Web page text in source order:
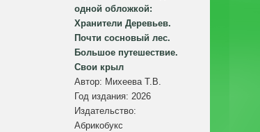
одной обложкой:
Хранители Деревьев.
Почти сосновый лес.
Большое путешествие.
Свои крыл
Автор: Михеева Т.В.
Год издания: 2026
Издательство:
Абрикобукс